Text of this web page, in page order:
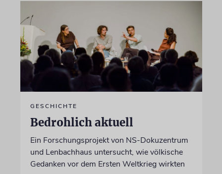
GESCHICHTE
Bedrohlich aktuell
Ein Forschungsprojekt von NS-Dokuzentrum
und Lenbachhaus untersucht, wie völkische
Gedanken vor dem Ersten Weltkrieg wirkten